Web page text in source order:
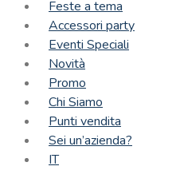
Feste a tema
Accessori party
Eventi Speciali
Novità
Promo
Chi Siamo
Punti vendita
Sei un’azienda?
IT